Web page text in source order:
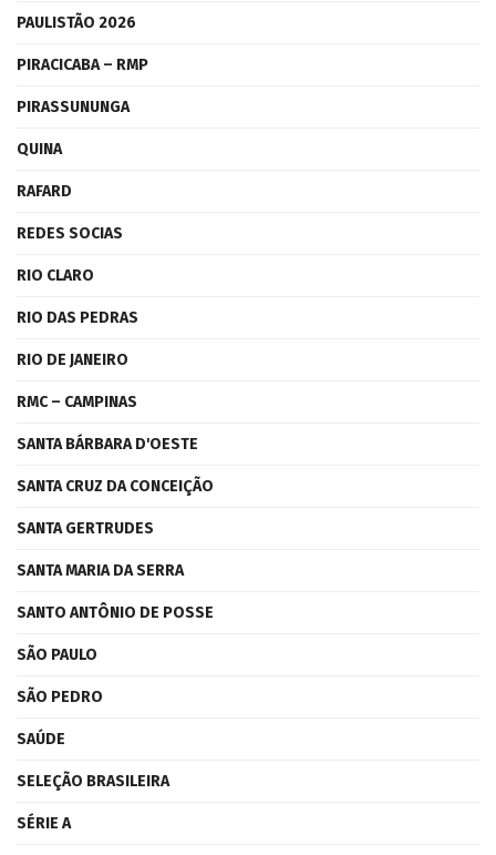
PAULISTÃO 2026
PIRACICABA – RMP
PIRASSUNUNGA
QUINA
RAFARD
REDES SOCIAS
RIO CLARO
RIO DAS PEDRAS
RIO DE JANEIRO
RMC – CAMPINAS
SANTA BÁRBARA D'OESTE
SANTA CRUZ DA CONCEIÇÃO
SANTA GERTRUDES
SANTA MARIA DA SERRA
SANTO ANTÔNIO DE POSSE
SÃO PAULO
SÃO PEDRO
SAÚDE
SELEÇÃO BRASILEIRA
SÉRIE A